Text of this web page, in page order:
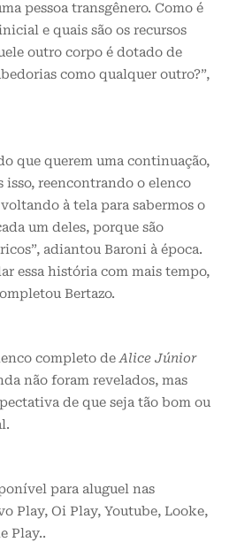
pessoa transgênero. Como é
e quais são os recursos
outro corpo é dotado de
como qualquer outro?”,
que querem uma continuação,
isso, reencontrando o elenco
à tela para sabermos o
um deles, porque são
adiantou Baroni à época.
essa história com mais tempo,
Bertazo.
completo deAlice Júnior
não foram revelados, mas
de que seja tão bom ou
para aluguel nas
Play, Oi Play, Youtube, Looke,
Play..